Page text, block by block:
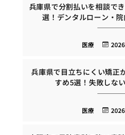
兵庫県で分割払いを相談で
選！デンタルローン・
医療
兵庫県で目立ちにくい矯正
すめ5選！失敗しな
医療